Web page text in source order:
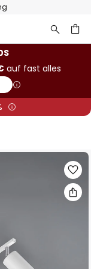
auf fast alles